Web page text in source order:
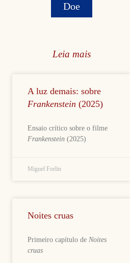
Doe
Leia mais
A luz demais: sobre
Frankenstein (2025)
Ensaio crítico sobre o filme
Frankenstein(2025)
Miguel Forlin
Noites cruas
Primeiro capítulo de Noites
cruas